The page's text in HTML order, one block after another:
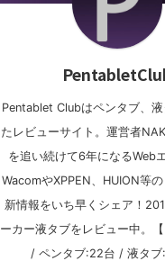
Pentablet Clubはペンタブ、
たレビューサイト。運営者
を追い続けて6年になるWeb
WacomやXPPEN、HUION等
新情報をいち早くシェア！
ーカー液タブをレビュー中。
/ ペンタブ:22台 / 液タブ